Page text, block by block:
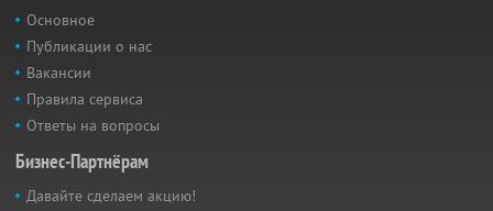
Основное
Публикации о нас
Вакансии
Правила сервиса
Ответы на вопросы
Бизнес-Партнёрам
Давайте сделаем акцию!